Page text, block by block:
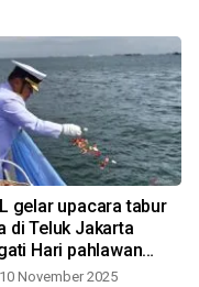
gelar upacara tabur
di Teluk Jakarta
Hari pahlawan
November 2025